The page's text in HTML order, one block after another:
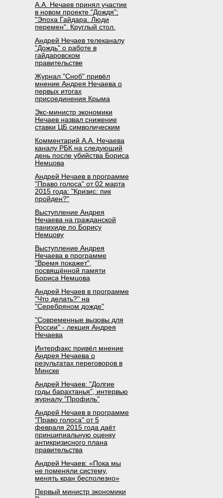
А.А. Нечаев принял участие
в новом проекте "Дождя":
"Эпоха Гайдара. Люди
перемен". Круглый стол.
Андрей Нечаев телеканалу
"Дождь" о работе в
гайдаровском
правительстве
Журнал "Сноб" привёл
мнение Андрея Нечаева о
первых итогах
присоединения Крыма
Экс-министр экономики
Нечаев назвал снижение
ставки ЦБ символическим
Комментарий А.А. Нечаева
каналу РБК на следующий
день после убийства Бориса
Немцова
Андрей Нечаев в программе
"Право голоса" от 02 марта
2015 года: "Кризис: пик
пройден?"
Выступление Андрея
Нечаева на гражданской
панихиде по Борису
Немцову
Выступление Андрея
Нечаева в программе
"Время покажет",
посвящённой памяти
Бориса Немцова
Андрей Нечаев в программе
"Что делать?" на
"Серебряном дожде"
"Современные вызовы для
России" - лекция Андрея
Нечаева
Интерфакс привёл мнение
Андрея Нечаева о
результатах переговоров в
Минске
Андрей Нечаев: "Долгие
годы барахтанья", интервью
журналу "Профиль"
Андрей Нечаев в программе
"Право голоса" от 5
февраля 2015 года даёт
принципиальную оценку
антикризисного плана
правительства
Андрей Нечаев: «Пока мы
не поменяли систему,
менять кран бесполезно»
Первый министр экономики